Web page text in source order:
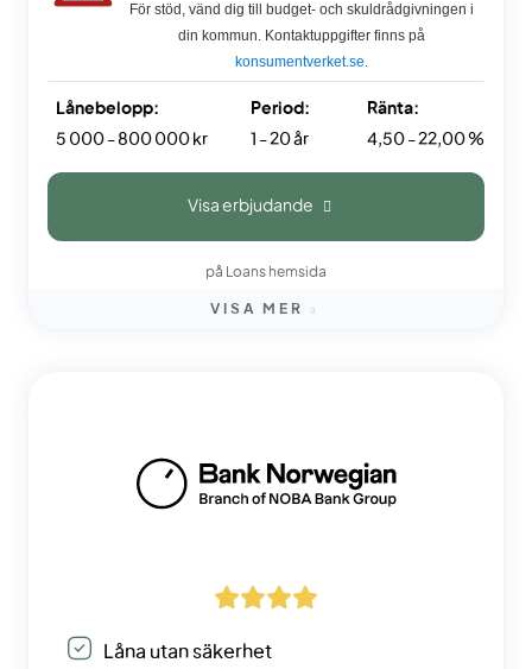
För stöd, vänd dig till budget- och skuldrådgivningen i
din kommun. Kontaktuppgifter finns på
konsumentverket.se.
Lånebelopp:
5 000 - 800 000 kr
Period:
1 - 20 år
Ränta:
4,50 - 22,00 %
Visa erbjudande
på Loans hemsida
VISA MER
Låna utan säkerhet